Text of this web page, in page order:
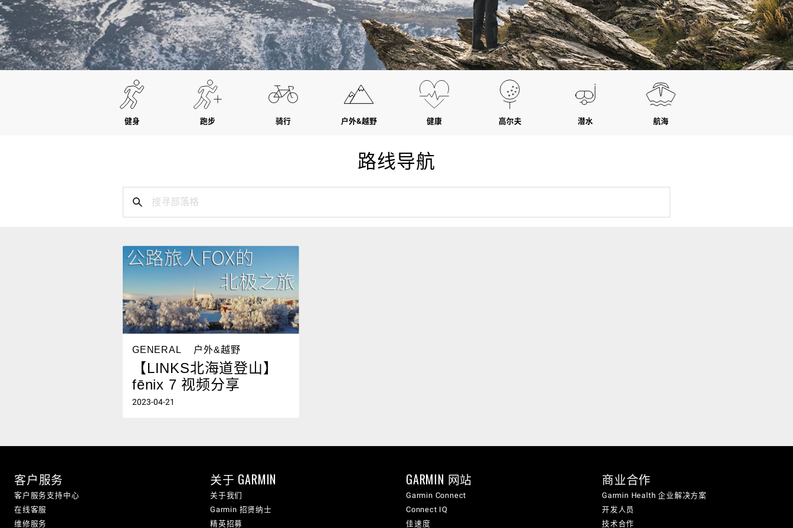
健身 跑步 骑行 户外&越野 健康 高尔夫 潜水 航海
路线导航
GENERAL 户外&越野
【LINKS北海道登山】
fēnix 7 视频分享
2023-04-21
客户服务
客户服务支持中心
在线客服
维修服务
关于 GARMIN
关于我们
Garmin 招贤纳士
精英招募
GARMIN 网站
Garmin Connect
Connect IQ
佳速度
商业合作
Garmin Health 企业解决方案
开发人员
技术合作